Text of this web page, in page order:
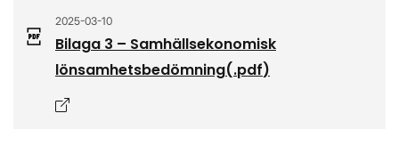
2025-03-10
Bilaga 3 – Samhällsekonomisk
lönsamhetsbedömning(.pdf)